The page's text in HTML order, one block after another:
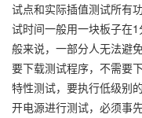
试点和实际插值测试所有
试时间一般用一块板子在
般来说，一部分人无法避
要下载测试程序，不需要
特性测试，要执行低级别
开电源进行测试，必须事